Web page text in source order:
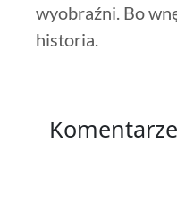
wyobraźni. Bo
historia.
Komentarze